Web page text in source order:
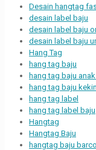
Desain hangtag
desain label baju
desain label baju
desain label baju
Hang Tag
hang tag baju
hang tag baju
hang tag baju
hang tag label
hang tag label baju
Hangtag
Hangtag Baju
hangtag baju